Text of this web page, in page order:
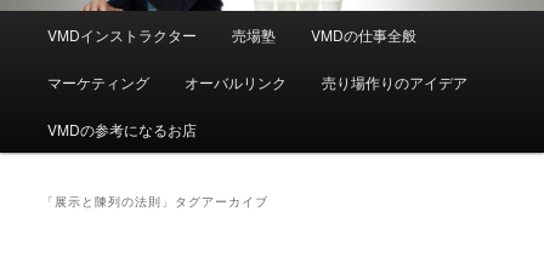
ュ
VMDインストラクター 売場塾 VMDの仕事全般
マーケティング オーバルリンク 売り場作りのアイデア
VMDの参考になるお店
「 展示と陳列の法則 」タグアーカイブ